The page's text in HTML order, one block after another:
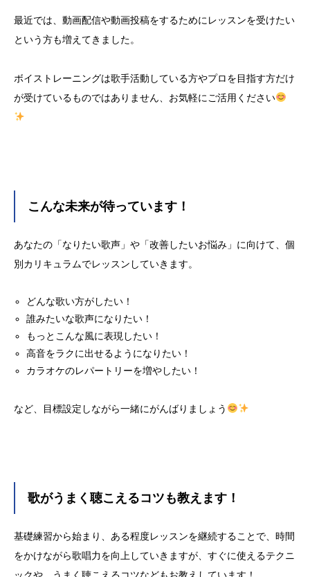
最近では、動画配信や動画投稿をするためにレッスンを受けたい
という方も増えてきました。
ボイストレーニングは歌手活動している方やプロを目指す方だけ
が受けているものではありません、お気軽にご活用ください
こんな未来が待っています！
あなたの「なりたい歌声」や「改善したいお悩み」に向けて、個
別カリキュラムでレッスンしていきます。
どんな歌い方がしたい！
誰みたいな歌声になりたい！
もっとこんな風に表現したい！
高音をラクに出せるようになりたい！
カラオケのレパートリーを増やしたい！
など、目標設定しながら一緒にがんばりましょう
歌がうまく聴こえるコツも教えます！
基礎練習から始まり、ある程度レッスンを継続することで、時間
をかけながら歌唱力を向上していきますが、すぐに使えるテクニ